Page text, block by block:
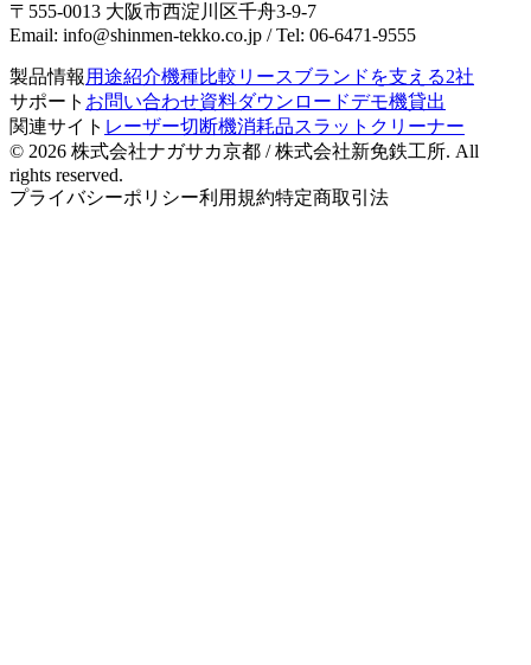
〒555-0013 大阪市西淀川区千舟3-9-7
Email: info@shinmen-tekko.co.jp / Tel: 06-6471-9555
製品情報 用途紹介機種比較 リースブランドを支える2社
サポート お問い合わせ資料ダウンロードデモ機貸出
関連サイト レーザー切断機消耗品スラットクリーナー
© 2026 株式会社ナガサカ京都 / 株式会社新免鉄工所. All
rights reserved.
プライバシーポリシー利用規約特定商取引法